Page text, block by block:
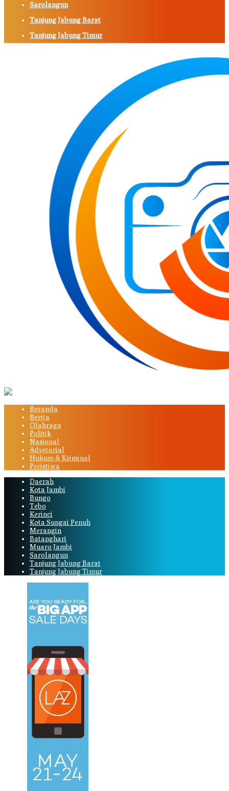
Sarolangun
Tanjung Jabung Barat
Tanjung Jabung Timur
Beranda
Berita
Olahraga
Politik
Nasional
Advetorial
Hukum & Kriminal
Peristiwa
Daerah
Kota Jambi
Bungo
Tebo
Kerinci
Kota Sungai Penuh
Merangin
Batanghari
Muaro Jambi
Sarolangun
Tanjung Jabung Barat
Tanjung Jabung Timur